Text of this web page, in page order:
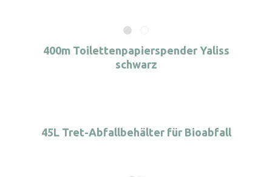
400m Toilettenpapierspender Yaliss
schwarz
45L Tret-Abfallbehälter für Bioabfall